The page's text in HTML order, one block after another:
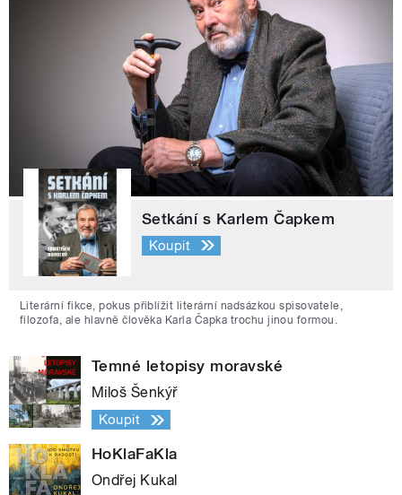
Setkání s Karlem Čapkem
Koupit
Literární fikce, pokus přiblížit literární nadsázkou spisovatele,
filozofa, ale hlavně člověka Karla Čapka trochu jinou formou.
Temné letopisy moravské
Miloš Šenkýř
Koupit
HoKlaFaKla
Ondřej Kukal